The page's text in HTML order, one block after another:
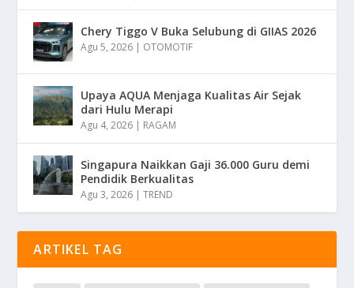
Chery Tiggo V Buka Selubung di GIIAS 2026
Agu 5, 2026 | OTOMOTIF
Upaya AQUA Menjaga Kualitas Air Sejak
dari Hulu Merapi
Agu 4, 2026 | RAGAM
Singapura Naikkan Gaji 36.000 Guru demi
Pendidik Berkualitas
Agu 3, 2026 |TREND
ARTIKEL TAG